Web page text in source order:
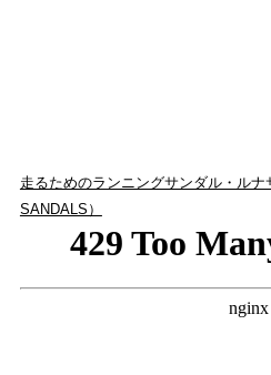
走るためのランニングサンダル・ル
SANDALS）